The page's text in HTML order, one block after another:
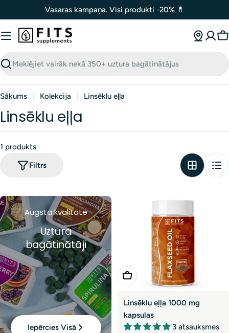
uz
saturu
Vasaras kampaņa. Visi produkti -20% 💊
Meklēt
Sākums Kolekcija Linsēklu eļļa
Linsēklu eļļa
1 produkts
Filtrs
Augsta kvalitāte
Uztura
bagātinātāji
Iepērcies Visā
Pievienot Grozam
Linsēklu eļļa 1000 mg
kapsulas
3 atsauksmes